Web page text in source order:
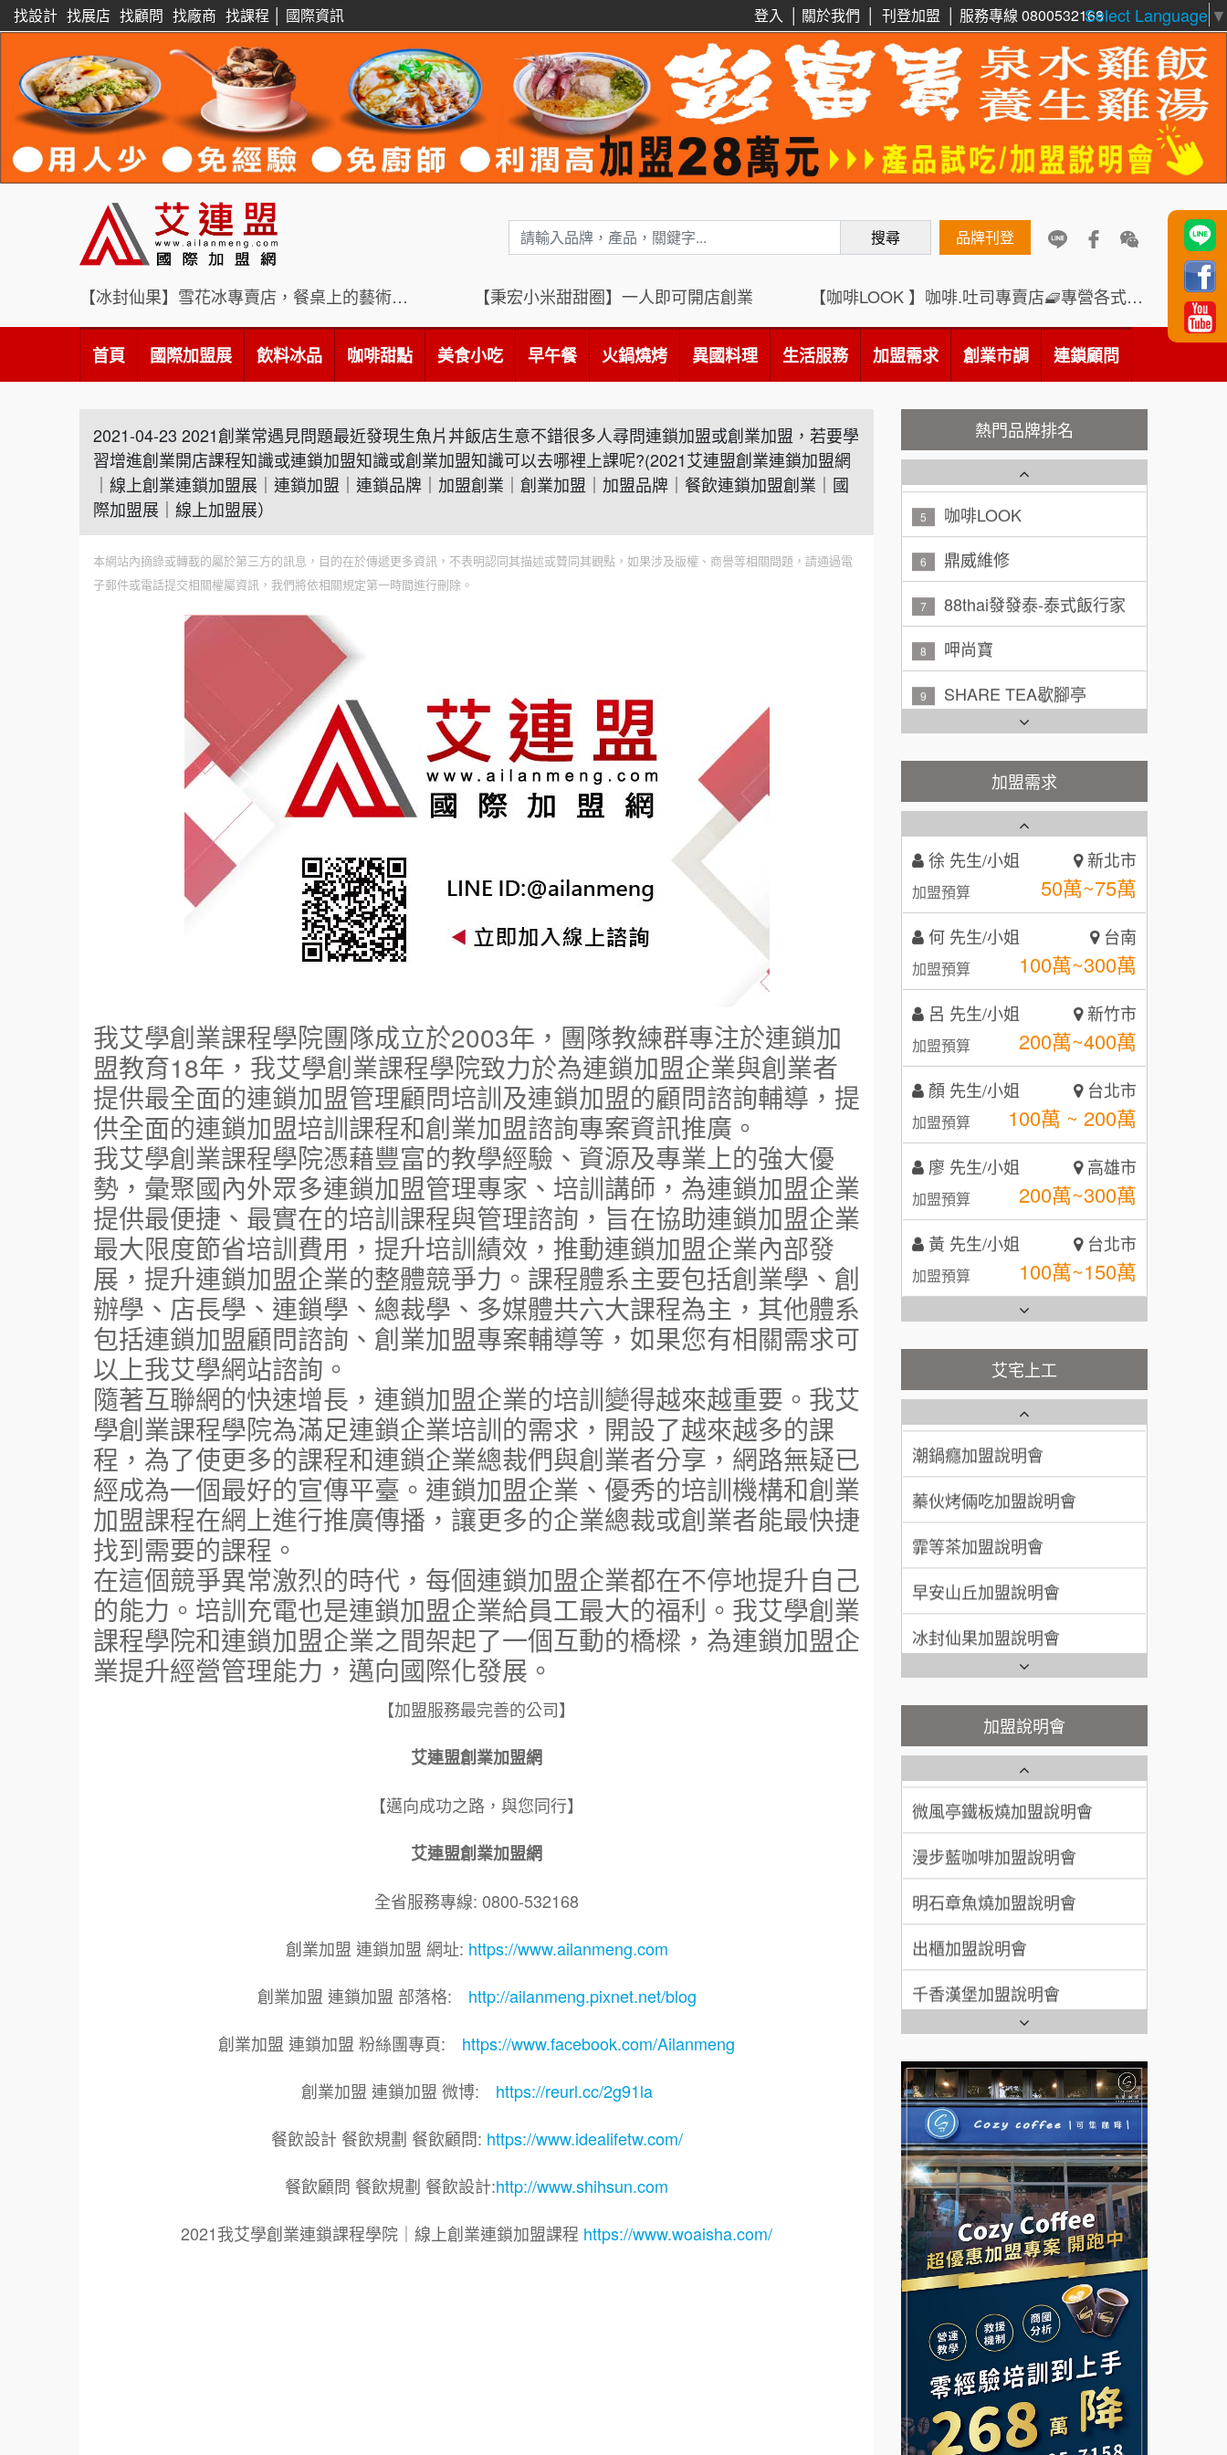
Select Language ▼
找設計 找展店 找顧問 找廠商 找課程 國際資訊 關於我們 刊登加盟 服務專線 0800532168
登入
搜尋 品牌刊登
【冰封仙果】雪花冰專賣店，餐桌上的藝術饗宴 【秉宏小米甜甜圈】一人即可開店創業 【咖啡LOOK 】咖啡.吐司專賣店🧇專營各式創意法式吐司
首頁 國際加盟展 飲料冰品 咖啡甜點 美食小吃 早午餐 火鍋燒烤 異國料理 生活服務 加盟需求 創業市調 連鎖顧問
2021-04-23 2021創業常遇見問題最近發現生魚片丼飯店生意不錯很多人尋問連鎖加盟或創業加盟，若要學
習增進創業開店課程知識或連鎖加盟知識或創業加盟知識可以去哪裡上課呢?(2021艾連盟創業連鎖加盟網
｜線上創業連鎖加盟展｜連鎖加盟｜連鎖品牌｜加盟創業｜創業加盟｜加盟品牌｜餐飲連鎖加盟創業｜國
際加盟展｜線上加盟展）
本網站內摘錄或轉載的屬於第三方的訊息，目的在於傳遞更多資訊，不表明認同其描述或贊同其觀點，如果涉及版權、商譽等相關問題，請通過電
子郵件或電話提交相關權屬資訊，我們將依相關規定第一時間進行刪除。
我艾學創業課程學院團隊成立於2003年，團隊教練群專注於連鎖加
盟教育18年，我艾學創業課程學院致力於為連鎖加盟企業與創業者
提供最全面的連鎖加盟管理顧問培訓及連鎖加盟的顧問諮詢輔導，提
供全面的連鎖加盟培訓課程和創業加盟諮詢專案資訊推廣。
我艾學創業課程學院憑藉豐富的教學經驗、資源及專業上的強大優
勢，彙聚國內外眾多連鎖加盟管理專家、培訓講師，為連鎖加盟企業
提供最便捷、最實在的培訓課程與管理諮詢，旨在協助連鎖加盟企業
最大限度節省培訓費用，提升培訓績效，推動連鎖加盟企業內部發
展，提升連鎖加盟企業的整體競爭力。課程體系主要包括創業學、創
辦學、店長學、連鎖學、總裁學、多媒體共六大課程為主，其他體系
包括連鎖加盟顧問諮詢、創業加盟專案輔導等，如果您有相關需求可
以上我艾學網站諮詢。
隨著互聯網的快速增長，連鎖加盟企業的培訓變得越來越重要。我艾
學創業課程學院為滿足連鎖企業培訓的需求，開設了越來越多的課
程，為了使更多的課程和連鎖企業總裁們與創業者分享，網路無疑已
經成為一個最好的宣傳平臺。連鎖加盟企業、優秀的培訓機構和創業
加盟課程在網上進行推廣傳播，讓更多的企業總裁或創業者能最快捷
找到需要的課程。
在這個競爭異常激烈的時代，每個連鎖加盟企業都在不停地提升自己
的能力。培訓充電也是連鎖加盟企業給員工最大的福利。我艾學創業
課程學院和連鎖加盟企業之間架起了一個互動的橋樑，為連鎖加盟企
業提升經營管理能力，邁向國際化發展。
【加盟服務最完善的公司】
艾連盟創業加盟網
【邁向成功之路，與您同行】
艾連盟創業加盟網
全省服務專線: 0800-532168
創業加盟 連鎖加盟 網址: https://www.ailanmeng.com
創業加盟 連鎖加盟 部落格: http://ailanmeng.pixnet.net/blog
創業加盟 連鎖加盟 粉絲團專頁: https://www.facebook.com/Ailanmeng
創業加盟 連鎖加盟 微博: https://reurl.cc/2g91la
餐飲設計 餐飲規劃 餐飲顧問: https://www.idealifetw.com/
餐飲顧問 餐飲規劃 餐飲設計:http://www.shihsun.com
2021我艾學創業連鎖課程學院｜線上創業連鎖加盟課程 https://www.woaisha.com/
熱門品牌排名
6 鼎威維修
8 呷尚寶
SHARE TEA歇腳亭
2 霏等茶
3 秉宏小米甜甜圈
4 潮鍋癮
5 咖啡LOOK
6 鼎威維修
7 88thai發發泰-泰式飯行家
8 呷尚寶
9 SHARE TEA歇腳亭
TEA TOP台灣第一味
1 Cozy coffee可集咖啡
2 霏等茶
3 秉宏小米甜甜圈
4 潮鍋癮
5 咖啡LOOK
6 鼎威維修
88thai發發泰-泰式飯行家
9 SHARE TEA歇腳亭
10 TEA TOP台灣第一味
加盟需求
周 先生/小姐 台北
加盟預算 100萬 ~150萬
加盟預算 50萬~75萬
加盟預算 100萬~300萬
呂 先生/小姐 新竹市
顏 先生/小姐 台北市
廖 先生/小姐
200萬~300萬
黃 先生/小姐
加盟預算 100萬~150萬
林 先生/小姐 屏東縣
加盟預算 100萬 ~ 200萬
吳 先生/小姐 屏東縣
加盟預算 100萬~200萬
100萬 ~150萬
加盟預算 50萬~75萬
何 先生/小姐 台南
加盟預算 100萬~300萬
呂 先生/小姐 新竹市
加盟預算 200萬~400萬
顏 先生/小姐 台北市
加盟預算 100萬 ~ 200萬
廖 先生/小姐 高雄市
加盟預算 200萬~300萬
黃 先生/小姐 台北市
加盟預算 100萬~150萬
林 先生/小姐 屏東縣
加盟預算 100萬 ~ 200萬
吳 先生/小姐
加盟預算 100萬~200萬
周 先生/小姐 台北
加盟預算 100萬 ~150萬
徐 先生/小姐
加盟預算 50萬~75萬
何 先生/小姐
加盟預算 100萬~300萬
加盟預算
顏 先生/小姐 台北市
加盟預算 100萬 ~ 200萬
廖 先生/小姐 高雄市
加盟預算 200萬~300萬
艾宅上工
【曉妍美妝】誠徵行政櫃檯
自助洗衣店誠徵代洗收送人員
(台中市)
MUSHEN徵SPA美容芳療師
日十。早午食加盟說明會
拾鑶火鍋加盟說明會
全家加盟說明會
台灣G湯加盟說明會
NU PASTA義大利麵加盟說明
潮鍋癮加盟說明會
蓁伙烤倆吃加盟說明會
霏等茶加盟說明會
早安山丘加盟說明會
冰封仙果加盟說明會
Ramble Café 漫步藍咖啡加盟
微風亭鐵板燒加盟說明會
鮮茶道加盟說明會
【曉妍美妝】誠徵行政櫃檯
自助洗衣店誠徵代洗收送人員
(台中市)
MUSHEN徵SPA美容芳療師
日十。早午食加盟說明會
拾鑶火鍋加盟說明會
全家加盟說明會
台灣G湯加盟說明會
彭富貴加盟說明會
NU PASTA義大利麵加盟說明
會
潮鍋癮加盟說明會
蓁伙烤倆吃加盟說明會
霏等茶加盟說明會
早安山丘加盟說明會
冰封仙果加盟說明會
Ramble Café 漫步藍咖啡加盟
加盟說明會
藍象廷泰式火鍋加盟說明會
日十。早午食加盟說明會
上宇林加盟說明會
莫尼早餐Morni加盟說明會
手作功夫茶加盟說明會
SHARE TEA歇腳亭加盟說明會
潮味決-湯滷專門店加盟說明會
鮮茶道加盟說明會
微風亭鐵板燒加盟說明會
漫步藍咖啡加盟說明會
明石章魚燒加盟說明會
出櫃加盟說明會
千香漢堡加盟說明會
七盞茶加盟說明會
拉亞漢堡加盟說明會
杜芳子古味茶鋪加盟說明會
優握握×酸奶大獅加盟說明會
冬城門加盟說明會
拾鑶火鍋加盟說明會
阿性情趣無人販售所加盟明會
龍涎居好湯加盟說明會
舒油頭加盟說明會
韓金量加盟說明會